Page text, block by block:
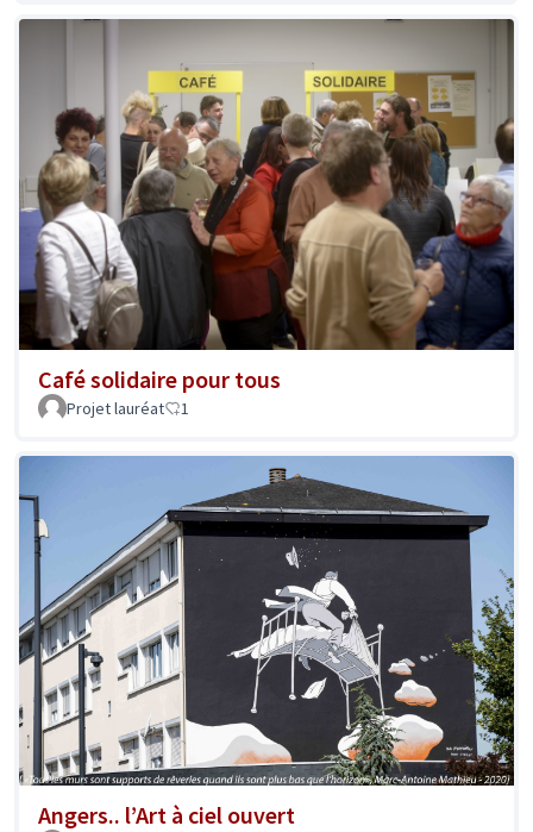
Café solidaire pour tous
Projet lauréat 1
Angers.. l’Art à ciel ouvert